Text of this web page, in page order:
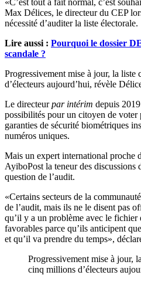
«C’est tout à fait normal, c’est
Max Délices, le directeur du CEP
nécessité d’auditer la liste électorale.
Lire aussi : Pourquoi le dossier
scandale ?
Progressivement mise à jour, la
d’électeurs aujourd’hui, révèle
Le directeurpar intérim depuis
possibilités pour un citoyen de voter
garanties de sécurité biométriques
numéros uniques.
Mais un expert international proche
AyiboPost la teneur des discussions
question de l’audit.
«Certains secteurs de la
de l’audit, mais ils ne le disent pas
qu’il y a un problème avec le fichier
favorables parce qu’ils anticipent
et qu’il va prendre du temps»,
Progressivement mise à jour,
cinq millions d’électeurs